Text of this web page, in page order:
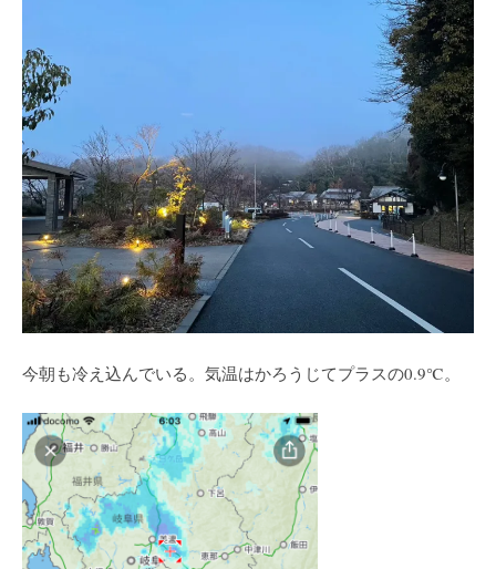
今朝も冷え込んでいる。気温はかろうじてプラスの0.9℃。